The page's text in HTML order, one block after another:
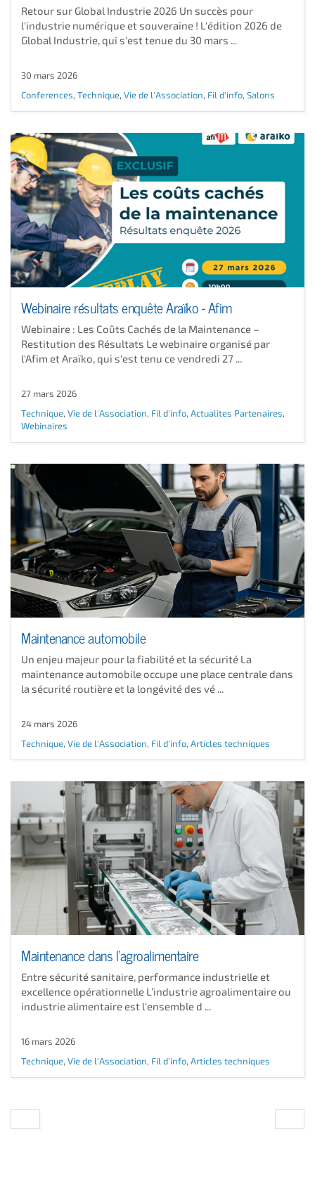
Retour sur Global Industrie 2026 Un succès pour
l'industrie numérique et souveraine ! L'édition 2026 de
Global Industrie, qui s'est tenue du 30 mars ...
30 mars 2026
Conferences, Technique, Vie de l'Association, Fil d'info, Salons
Webinaire résultats enquête Araïko - Afim
Webinaire : Les Coûts Cachés de la Maintenance –
Restitution des Résultats Le webinaire organisé par
l'Afim et Araïko, qui s'est tenu ce vendredi 27 ...
27 mars 2026
Technique, Vie de l'Association, Fil d'info, Actualites Partenaires,
Webinaires
Maintenance automobile
Un enjeu majeur pour la fiabilité et la sécurité La
maintenance automobile occupe une place centrale dans
la sécurité routière et la longévité des vé ...
24 mars 2026
Technique, Vie de l'Association, Fil d'info, Articles techniques
Maintenance dans l'agroalimentaire
Entre sécurité sanitaire, performance industrielle et
excellence opérationnelle L’industrie agroalimentaire ou
industrie alimentaire est l'ensemble d ...
16 mars 2026
Technique, Vie de l'Association, Fil d'info, Articles techniques